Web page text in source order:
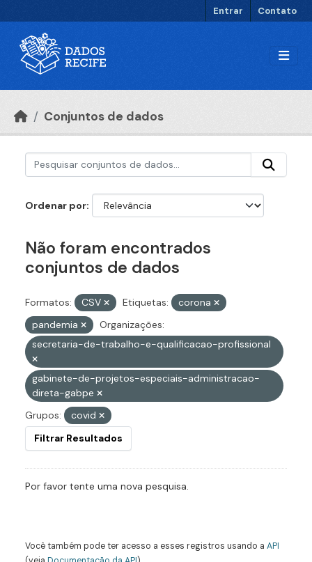
Entrar Contato
Conjuntos de dados
Ordenar por
Não foram encontrados
conjuntos de dados
Formatos: CSV Etiquetas:
corona
pandemia
Organizações:
secretaria-de-trabalho-e-qualificacao-profissional
gabinete-de-projetos-especiais-administracao-
direta-gabpe
Grupos:
covid
Filtrar Resultados
Por favor tente uma nova pesquisa.
Você também pode ter acesso a esses registros usando a API